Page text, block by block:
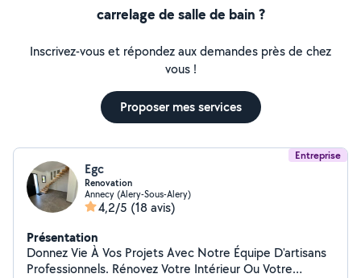
carrelage de salle de bain ?
Inscrivez-vous et répondez aux demandes près de chez
vous !
Proposer mes services
Entreprise
Egc
Renovation
Annecy (Alery-Sous-Alery)
4,2/5 (18 avis)
Présentation
Donnez Vie À Vos Projets Avec Notre Équipe D'artisans
Professionnels. Rénovez Votre Intérieur Ou Votre